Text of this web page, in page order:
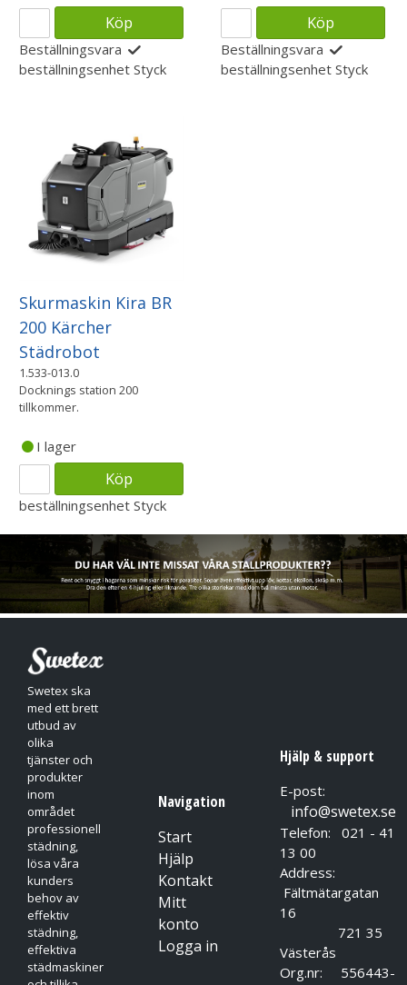
Köp
Beställningsvara
beställningsenhet Styck
Köp
Beställningsvara
beställningsenhet Styck
Skurmaskin Kira BR
200 Kärcher
Städrobot
1.533-013.0
Docknings station 200
tillkommer.
I lager
Köp
beställningsenhet Styck
Swetex ska
med ett brett
utbud av
olika
tjänster och
produkter
inom
området
professionell
städning,
lösa våra
kunders
behov av
effektiv
städning,
effektiva
städmaskiner
Navigation
Start
Hjälp
Kontakt
Mitt
konto
Logga in
Hjälp & support
E-post:
info@swetex.se
Telefon: 021 - 41
13 00
Address:
Fältmätargatan
16
721 35
Västerås
Org.nr: 556443-